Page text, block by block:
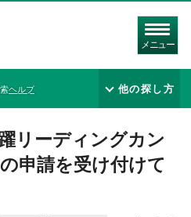
メニュー
ヘルプ 他の探し方
リーディングカン
申請を受け付けて